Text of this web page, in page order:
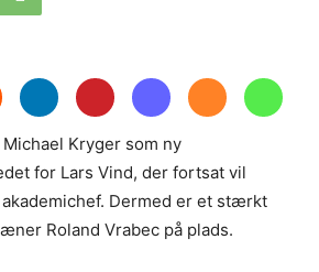
Kryger som ny
for Lars Vind, der fortsat vil
Dermed er et stærkt
Roland Vrabec på plads.